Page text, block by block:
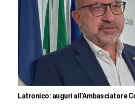
Latronico: auguri all’Ambasciatore